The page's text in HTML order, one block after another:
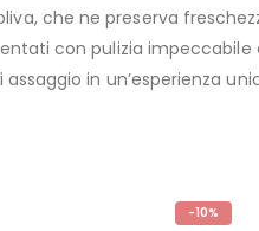
che ne preserva
con pulizia
in un’esperienza
-10%